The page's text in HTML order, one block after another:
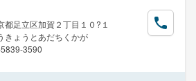
都足立区加賀２丁目１０?１
きょうとあだちくかが
3590